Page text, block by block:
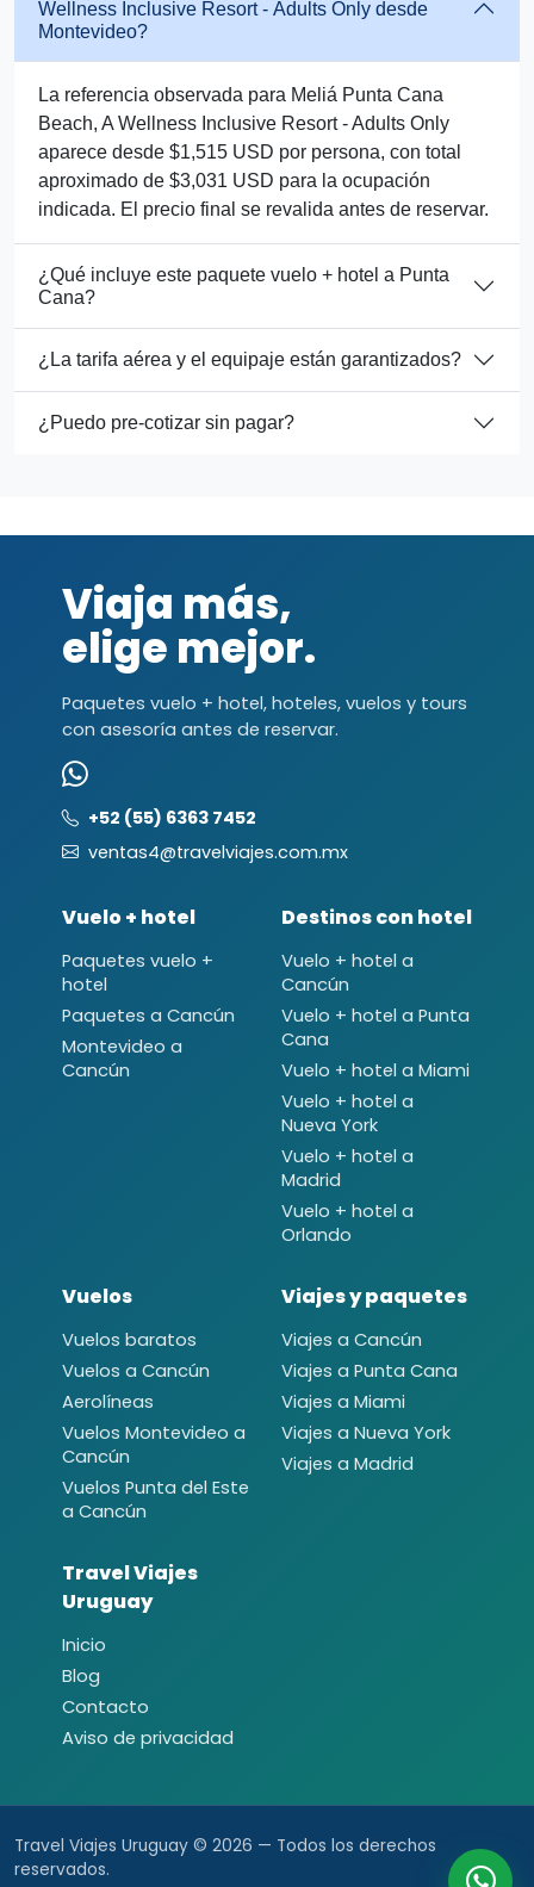
Wellness Inclusive Resort - Adults Only desde
Montevideo?
La referencia observada para Meliá Punta Cana
Beach, A Wellness Inclusive Resort - Adults Only
aparece desde $1,515 USD por persona, con total
aproximado de $3,031 USD para la ocupación
indicada. El precio final se revalida antes de reservar.
¿Qué incluye este paquete vuelo + hotel a Punta
Cana?
¿La tarifa aérea y el equipaje están garantizados?
¿Puedo pre-cotizar sin pagar?
Viaja más,
elige mejor.
Paquetes vuelo + hotel, hoteles, vuelos y tours
con asesoría antes de reservar.
+52 (55) 6363 7452
ventas4@travelviajes.com.mx
Vuelo + hotel
Paquetes vuelo +
hotel
Paquetes a Cancún
Montevideo a
Cancún
Destinos con hotel
Vuelo + hotel a
Cancún
Vuelo + hotel a Punta
Cana
Vuelo + hotel a Miami
Vuelo + hotel a
Nueva York
Vuelo + hotel a
Madrid
Vuelo + hotel a
Orlando
Vuelos
Vuelos baratos
Vuelos a Cancún
Aerolíneas
Vuelos Montevideo a
Cancún
Vuelos Punta del Este
a Cancún
Viajes y paquetes
Viajes a Cancún
Viajes a Punta Cana
Viajes a Miami
Viajes a Nueva York
Viajes a Madrid
Travel Viajes
Uruguay
Inicio
Blog
Contacto
Aviso de privacidad
Travel Viajes Uruguay © 2026 — Todos los derechos
reservados.